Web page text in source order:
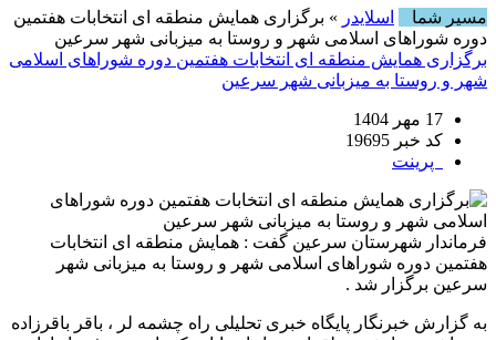
مسیر شما
اسلایدر » برگزاری همایش منطقه ای انتخابات هفتمین
دوره شوراهای اسلامی شهر و روستا به میزبانی شهر سرعین
برگزاری همایش منطقه ای انتخابات هفتمین دوره شوراهای اسلامی
شهر و روستا به میزبانی شهر سرعین
17 مهر 1404
کد خبر 19695
پرینت
فرماندار شهرستان سرعین گفت : همایش منطقه ای انتخابات
هفتمین دوره شوراهای اسلامی شهر و روستا به میزبانی شهر
سرعین برگزار شد .
به گزارش خبرنگار پایگاه خبری تحلیلی راه چشمه لر ، باقر باقرزاده